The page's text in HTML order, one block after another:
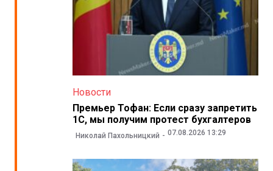
Новости
Премьер Тофан: Если сразу запретить
1С, мы получим протест бухгалтеров
Николай Пахольницкий 07.08.2026 13:29